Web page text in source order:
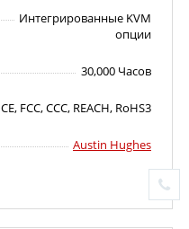
Интегрированные KVM
опции
30,000 Часов
CE, FCC, CCC, REACH, RoHS3
Austin Hughes